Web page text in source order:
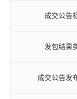
成交公告
发包结果
成交公告发